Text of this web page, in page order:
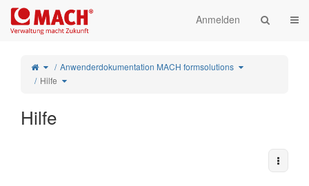
Startseite
Anmelden
Schalte
den
übergeordneten
von
Hilfe
um.
Anwenderdokumentation MACH formsolutions Schalte
den
Verzeichnisbaum
Hilfe Schalte
den
Verzeichnisbaum
Hilfe